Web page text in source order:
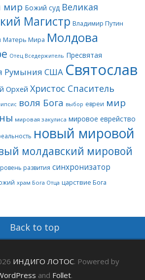
мир Божий суд Великая
Магистр Владимир Путин
Матерь Мира Молдова
Отец Вседержитель Пресвятая
Румыния США Святослав
Орхей Христос Спаситель
воля Бога выбор евреи мир
мировая закулиса мировое еврейство
новый мировой
молдавский мировой
развития синхронизатор
храм Бога Отца царствие Бога
Back to top
ИНДИГО ЛОТОС. Powered by
and Follet.